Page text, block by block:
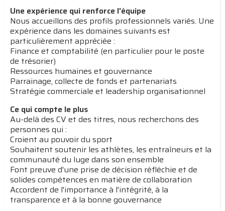
Une expérience qui renforce l'équipe
Nous accueillons des profils professionnels variés. Une
expérience dans les domaines suivants est
particulièrement appréciée :
Finance et comptabilité (en particulier pour le poste
de trésorier)
Ressources humaines et gouvernance
Parrainage, collecte de fonds et partenariats
Stratégie commerciale et leadership organisationnel
Ce qui compte le plus
Au-delà des CV et des titres, nous recherchons des
personnes qui :
Croient au pouvoir du sport
Souhaitent soutenir les athlètes, les entraîneurs et la
communauté du luge dans son ensemble
Font preuve d'une prise de décision réfléchie et de
solides compétences en matière de collaboration
Accordent de l'importance à l'intégrité, à la
transparence et à la bonne gouvernance